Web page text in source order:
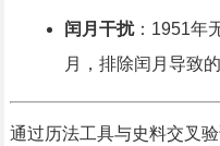
闰月干扰：1951年
月，排除闰月导致的
通过历法工具与史料交叉